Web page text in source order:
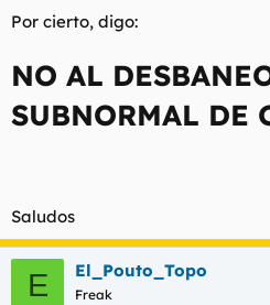
Por cierto, digo:
NO AL
SUBNORMAL DE
Saludos
E El_Pouto_Topo
Freak